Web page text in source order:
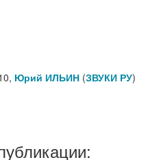
Юрий ИЛЬИН (ЗВУКИ РУ)